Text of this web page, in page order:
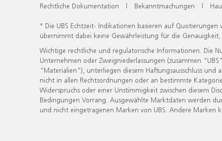
Rechtliche Dokumentation | Bekanntmachungen |
* Die UBS Echtzeit- Indikationen basieren auf
übernimmt dabei keine Gewährleistung für die
Wichtige rechtliche und regulatorische Informationen. Die
Unternehmen oder Zweigniederlassungen (zusammen
"Materialien"), unterliegen diesem Haftungsausschluss
nicht in allen Rechtsordnungen oder an bestimmte
Widerspruchs oder einer Unstimmigkeit zwischen diesem
Bedingungen Vorrang. Ausgewählte Marktdaten werden
und nicht eingetragenen Marken von UBS. Andere Marken